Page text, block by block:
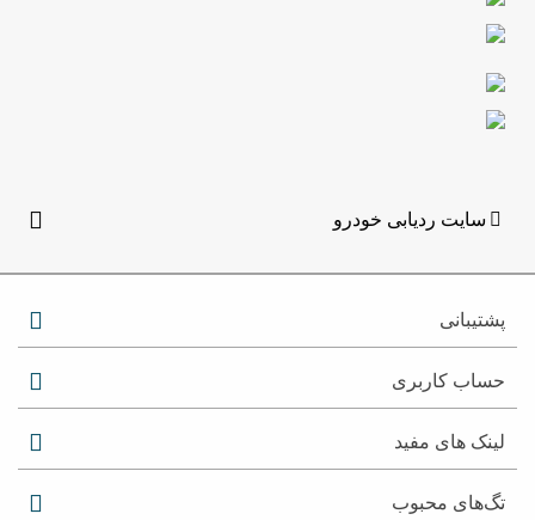
سایت ردیابی خودرو
پشتیبانی
حساب کاربری
لینک های مفید
تگ‌های محبوب